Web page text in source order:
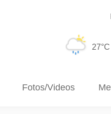
27°C
Fotos/Videos